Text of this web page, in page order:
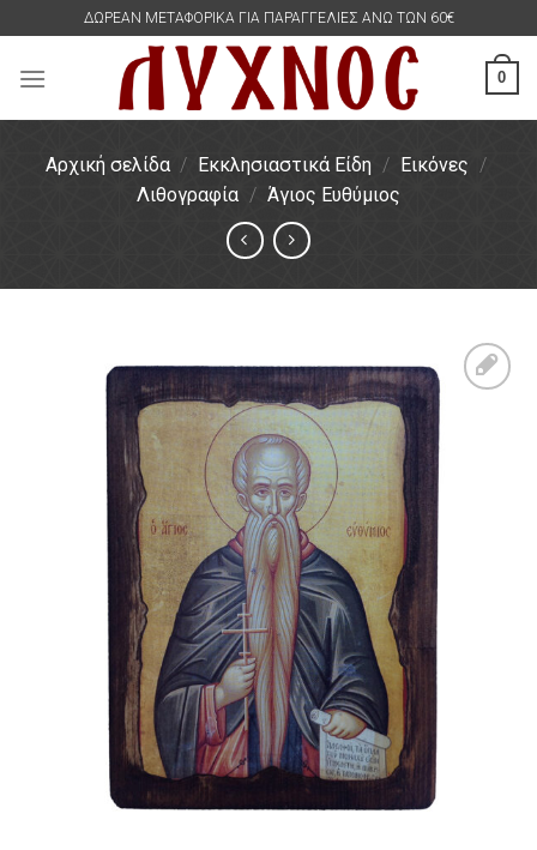
content
ΔΩΡΕΑΝ ΜΕΤΑΦΟΡΙΚΑ ΓΙΑ ΠΑΡΑΓΓΕΛΙΕΣ ΑΝΩ ΤΩΝ 60€
0
Αρχική σελίδα / Εκκλησιαστικά Είδη / Εικόνες /
Λιθογραφία / Άγιος Ευθύμιος
Πρόσθήκη